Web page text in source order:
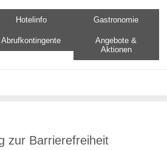
Hotelinfo Gastronomie
Abrufkontingente
Angebote &
Aktionen
zur Barrierefreiheit